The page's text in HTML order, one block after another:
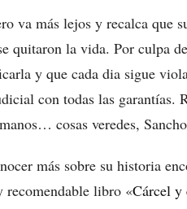
va más lejos y recalca que
quitaron la vida. Por culpa
y que cada dia sigue
con todas las garantías.
cosas veredes,
más sobre su historia
recomendable libro «Cárcel y